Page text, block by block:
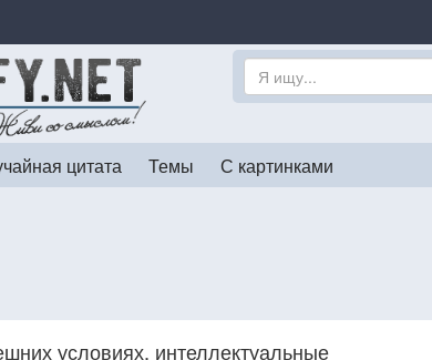
цитата Темы С картинками
условиях, интеллектуальные